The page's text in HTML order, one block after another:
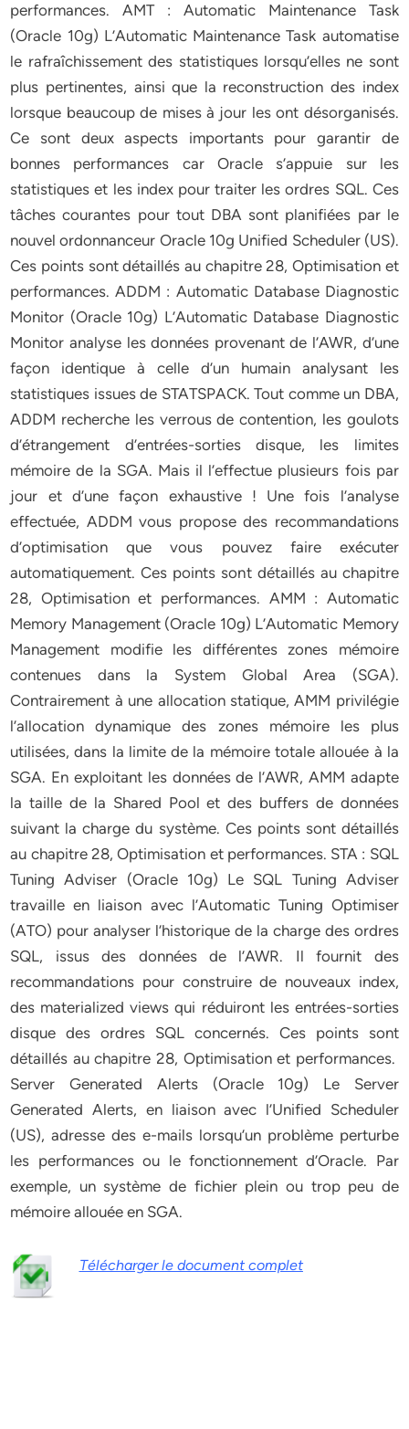
performances. AMT : Automatic Maintenance Task
(Oracle 10g) L’Automatic Maintenance Task automatise
le rafraîchissement des statistiques lorsqu’elles ne sont
plus pertinentes, ainsi que la reconstruction des index
lorsque beaucoup de mises à jour les ont désorganisés.
Ce sont deux aspects importants pour garantir de
bonnes performances car Oracle s’appuie sur les
statistiques et les index pour traiter les ordres SQL. Ces
tâches courantes pour tout DBA sont planifiées par le
nouvel ordonnanceur Oracle 10g Unified Scheduler (US).
Ces points sont détaillés au chapitre 28, Optimisation et
performances. ADDM : Automatic Database Diagnostic
Monitor (Oracle 10g) L’Automatic Database Diagnostic
Monitor analyse les données provenant de l’AWR, d’une
façon identique à celle d’un humain analysant les
statistiques issues de STATSPACK. Tout comme un DBA,
ADDM recherche les verrous de contention, les goulots
d’étrangement d’entrées-sorties disque, les limites
mémoire de la SGA. Mais il l’effectue plusieurs fois par
jour et d’une façon exhaustive ! Une fois l’analyse
effectuée, ADDM vous propose des recommandations
d’optimisation que vous pouvez faire exécuter
automatiquement. Ces points sont détaillés au chapitre
28, Optimisation et performances. AMM : Automatic
Memory Management (Oracle 10g) L’Automatic Memory
Management modifie les différentes zones mémoire
contenues dans la System Global Area (SGA).
Contrairement à une allocation statique, AMM privilégie
l’allocation dynamique des zones mémoire les plus
utilisées, dans la limite de la mémoire totale allouée à la
SGA. En exploitant les données de l’AWR, AMM adapte
la taille de la Shared Pool et des buffers de données
suivant la charge du système. Ces points sont détaillés
au chapitre 28, Optimisation et performances. STA : SQL
Tuning Adviser (Oracle 10g) Le SQL Tuning Adviser
travaille en liaison avec l’Automatic Tuning Optimiser
(ATO) pour analyser l’historique de la charge des ordres
SQL, issus des données de l’AWR. Il fournit des
recommandations pour construire de nouveaux index,
des materialized views qui réduiront les entrées-sorties
disque des ordres SQL concernés. Ces points sont
détaillés au chapitre 28, Optimisation et performances.
Server Generated Alerts (Oracle 10g) Le Server
Generated Alerts, en liaison avec l’Unified Scheduler
(US), adresse des e-mails lorsqu’un problème perturbe
les performances ou le fonctionnement d’Oracle. Par
exemple, un système de fichier plein ou trop peu de
mémoire allouée en SGA.
Télécharger le document complet